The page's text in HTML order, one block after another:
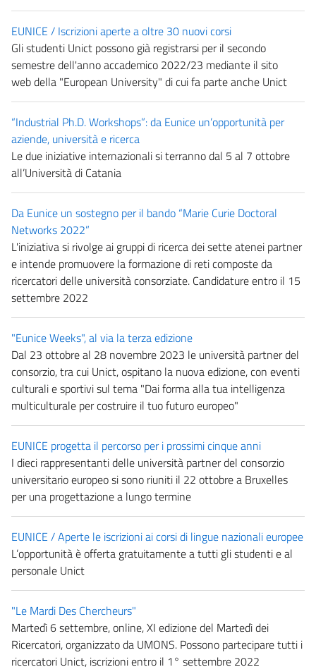
EUNICE / Iscrizioni aperte a oltre 30 nuovi corsi
Gli studenti Unict possono già registrarsi per il secondo
semestre dell'anno accademico 2022/23 mediante il sito
web della "European University" di cui fa parte anche Unict
“Industrial Ph.D. Workshops”: da Eunice un’opportunità per
aziende, università e ricerca
Le due iniziative internazionali si terranno dal 5 al 7 ottobre
all’Università di Catania
Da Eunice un sostegno per il bando “Marie Curie Doctoral
Networks 2022”
L'iniziativa si rivolge ai gruppi di ricerca dei sette atenei partner
e intende promuovere la formazione di reti composte da
ricercatori delle università consorziate. Candidature entro il 15
settembre 2022
"Eunice Weeks", al via la terza edizione
Dal 23 ottobre al 28 novembre 2023 le università partner del
consorzio, tra cui Unict, ospitano la nuova edizione, con eventi
culturali e sportivi sul tema "Dai forma alla tua intelligenza
multiculturale per costruire il tuo futuro europeo"
EUNICE progetta il percorso per i prossimi cinque anni
I dieci rappresentanti delle università partner del consorzio
universitario europeo si sono riuniti il 22 ottobre a Bruxelles
per una progettazione a lungo termine
EUNICE / Aperte le iscrizioni ai corsi di lingue nazionali europee
L’opportunità è offerta gratuitamente a tutti gli studenti e al
personale Unict
"Le Mardi Des Chercheurs"
Martedì 6 settembre, online, XI edizione del Martedì dei
Ricercatori, organizzato da UMONS. Possono partecipare tutti i
ricercatori Unict, iscrizioni entro il 1° settembre 2022